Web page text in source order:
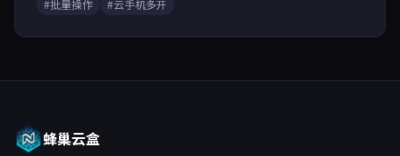
#批量操作
#云手机多开
蜂巢云盒